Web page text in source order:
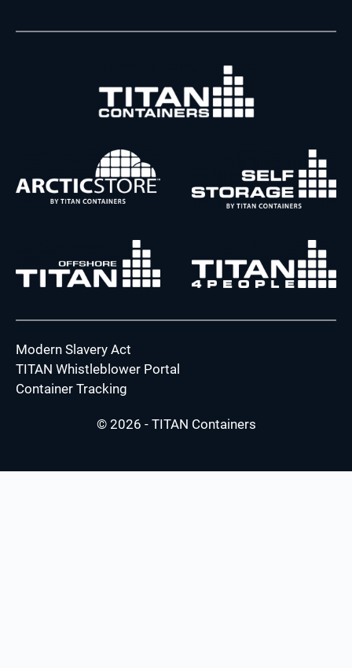
Modern Slavery Act
TITAN Whistleblower Portal
Container Tracking
© 2026 - TITAN Containers